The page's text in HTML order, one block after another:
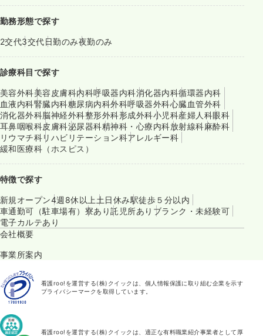
勤務形態で探す
2交代3交代日勤のみ夜勤のみ
診療科目で探す
美容外科美容皮膚科内科呼吸器内科消化器内科循環器内科
血液内科腎臓内科糖尿病内科外科呼吸器外科心臓血管外科
消化器外科脳神経外科整形外科形成外科小児科産婦人科眼科
耳鼻咽喉科皮膚科泌尿器科精神科・心療内科放射線科麻酔科
リウマチ科リハビリテーション科アレルギー科
緩和医療科（ホスピス）
特徴で探す
新規オープン4週8休以上 土日休み駅徒歩５分以内
車通勤可（駐車場有） 寮あり託児所あり ブランク・未経験可
電子カルテあり
会社概要
事業所案内
看護roo!を運営する(株)クイックは、個人情報保護に取り組む企業を示す
プライバシーマークを取得しています。
看護roo!を運営する(株)クイックは、適正な有料職業紹介事業者として厚